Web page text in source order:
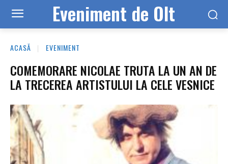
Eveniment de Olt
ACASĂ EVENIMENT
COMEMORARE NICOLAE TRUTA LA UN AN DE
LA TRECEREA ARTISTULUI LA CELE VESNICE